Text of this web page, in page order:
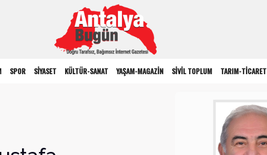
SPOR SİYASET KÜLTÜR-SANAT YAŞAM-MAGAZİN SİVİL TOPLUM TARIM-TİCARET